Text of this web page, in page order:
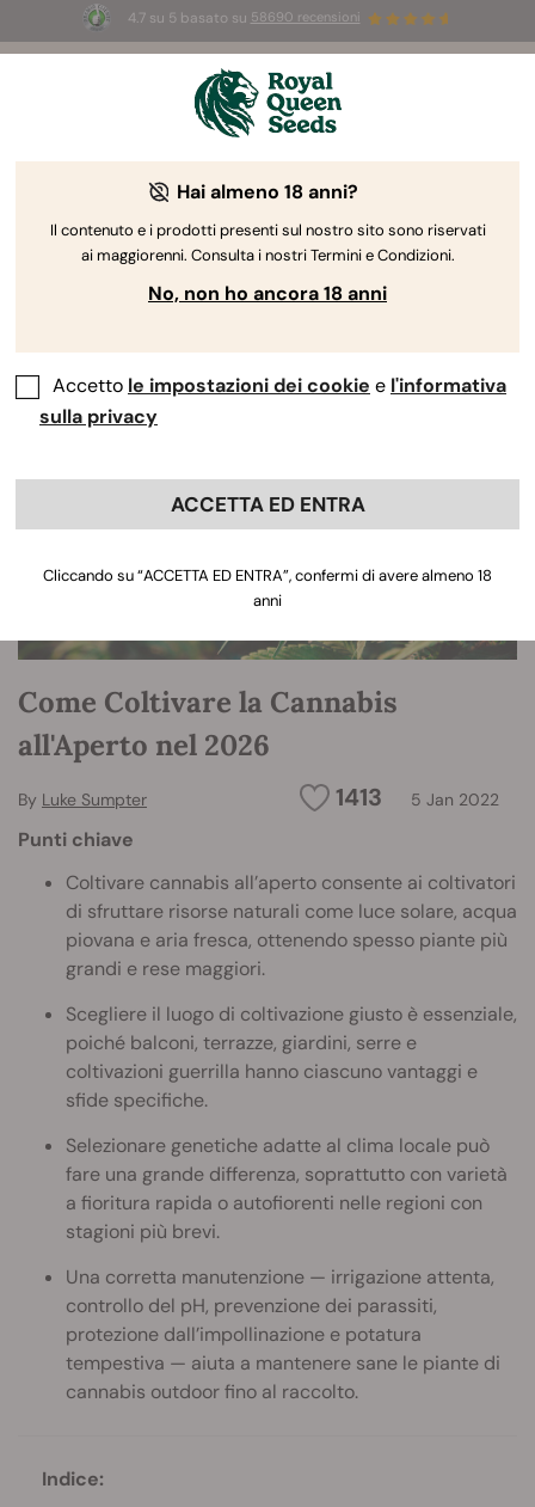
4.7 su 5 basato su 58690 recensioni
Summer Sales:Fino al 50% di sconto
su prodotti selezionati! ⏤
Guida alla coltivazione della cannabis
di Royal Queen Seeds
Cerca per argomento
Come Coltivare la Cannabis
all'Aperto nel 2026
1413 5 Jan 2022
By Luke Sumpter
Punti chiave
Coltivare cannabis all’aperto consente ai coltivatori
di sfruttare risorse naturali come luce solare, acqua
piovana e aria fresca, ottenendo spesso piante più
grandi e rese maggiori.
Scegliere il luogo di coltivazione giusto è essenziale,
poiché balconi, terrazze, giardini, serre e
coltivazioni guerrilla hanno ciascuno vantaggi e
sfide specifiche.
Selezionare genetiche adatte al clima locale può
fare una grande differenza, soprattutto con varietà
a fioritura rapida o autofiorenti nelle regioni con
stagioni più brevi.
Una corretta manutenzione — irrigazione attenta,
controllo del pH, prevenzione dei parassiti,
protezione dall’impollinazione e potatura
tempestiva — aiuta a mantenere sane le piante di
cannabis outdoor fino al raccolto.
Indice:
Hai almeno 18 anni?
Il contenuto e i prodotti presenti sul nostro sito sono riservati
ai maggiorenni. Consulta i nostri Termini e Condizioni.
No, non ho ancora 18 anni
Accetto le impostazioni dei cookie e l'informativa
sulla privacy
ACCETTA ED ENTRA
Cliccando su “ACCETTA ED ENTRA”, confermi di avere almeno 18
anni